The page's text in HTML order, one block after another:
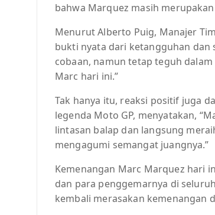
bahwa Marquez masih
Menurut Alberto Puig, Manajer
bukti nyata dari ketangguhan dan
cobaan, namun tetap teguh
Marc hari ini.”
Tak hanya itu, reaksi positif juga
legenda Moto GP, menyatakan,
lintasan balap dan langsung
mengagumi semangat juangnya.”
Kemenangan Marc Marquez hari
dan para penggemarnya di
kembali merasakan kemenangan